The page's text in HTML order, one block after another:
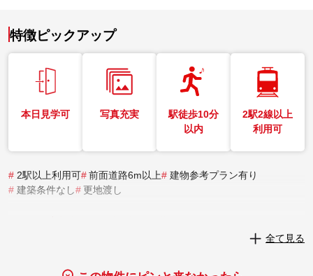
特徴ピックアップ
本日見学可 写真充実
駅徒歩10分
以内
2駅2線以上
利用可
# 2駅以上利用可# 前面道路6m以上# 建物参考プラン有り
# 建築条件なし# 更地渡し
全て見る